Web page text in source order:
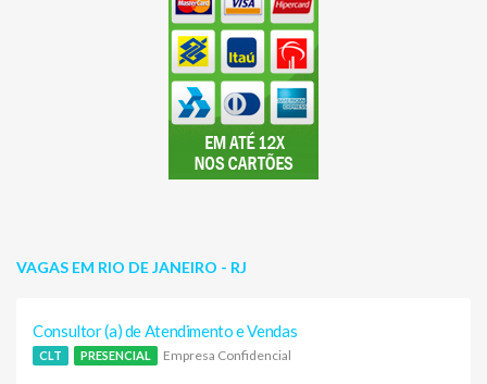
VAGAS EM RIO DE JANEIRO - RJ
Consultor (a) de Atendimento e Vendas
CLT PRESENCIAL Empresa Confidencial